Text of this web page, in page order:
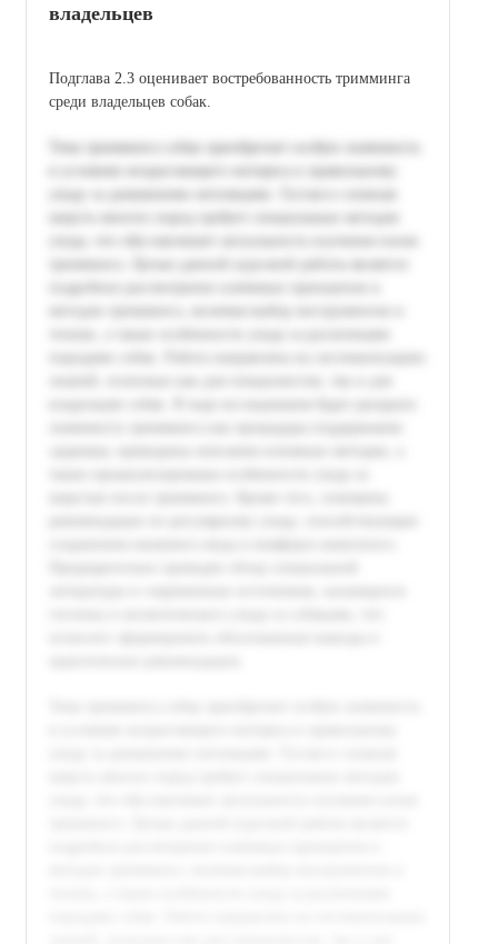
владельцев
Подглава 2.3 оценивает востребованность тримминга
среди владельцев собак.